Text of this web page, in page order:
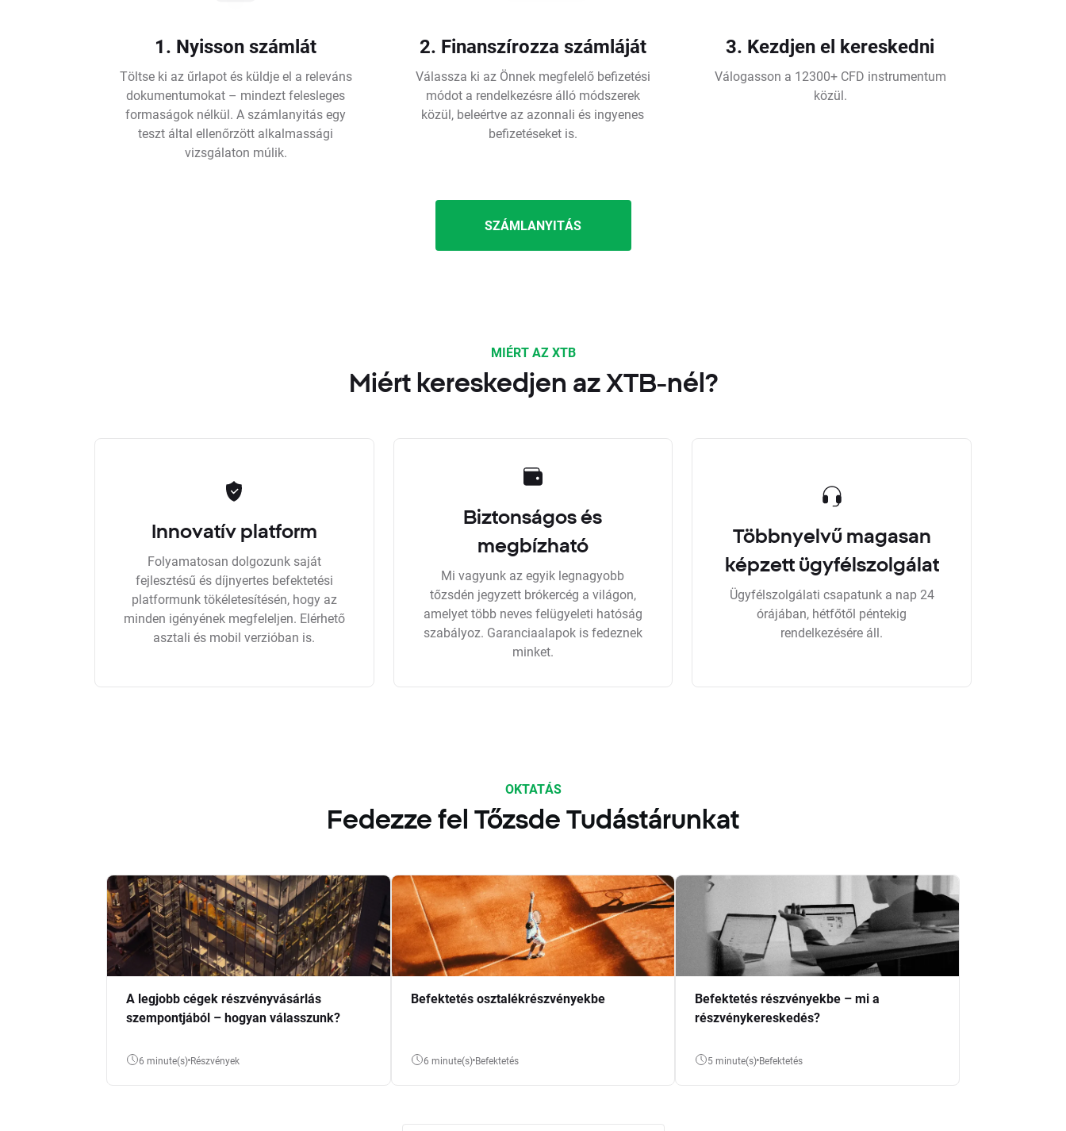
1. Nyisson számlát
Töltse ki az űrlapot és küldje el a releváns
dokumentumokat – mindezt felesleges
formaságok nélkül. A számlanyitás egy
teszt által ellenőrzött alkalmassági
vizsgálaton múlik.
2. Finanszírozza számláját
Válassza ki az Önnek megfelelő befizetési
módot a rendelkezésre álló módszerek
közül, beleértve az azonnali és ingyenes
befizetéseket is.
3. Kezdjen el kereskedni
Válogasson a 12300+ CFD instrumentum
közül.
SZÁMLANYITÁS
MIÉRT AZ XTB
Miért kereskedjen az XTB-nél?
Innovatív platform
Folyamatosan dolgozunk saját
fejlesztésű és díjnyertes befektetési
platformunk tökéletesítésén, hogy az
minden igényének megfeleljen. Elérhető
asztali és mobil verzióban is.
Biztonságos és
megbízható
Mi vagyunk az egyik legnagyobb
tőzsdén jegyzett brókercég a világon,
amelyet több neves felügyeleti hatóság
szabályoz. Garanciaalapok is fedeznek
minket.
Többnyelvű magasan
képzett ügyfélszolgálat
Ügyfélszolgálati csapatunk a nap 24
órájában, hétfőtől péntekig
rendelkezésére áll.
OKTATÁS
Fedezze fel Tőzsde Tudástárunkat
A legjobb cégek részvényvásárlás
szempontjából – hogyan válasszunk?
6 minute(s) Részvények
Befektetés osztalékrészvényekbe
6 minute(s) Befektetés
Befektetés részvényekbe – mi a
részvénykereskedés?
5 minute(s) Befektetés